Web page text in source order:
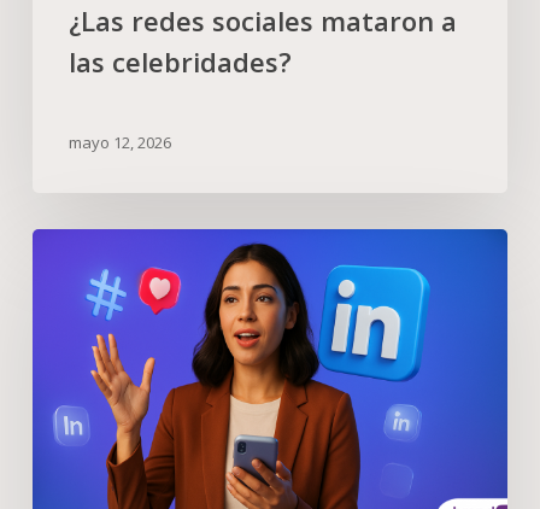
¿Las redes sociales mataron a
las celebridades?
mayo 12, 2026